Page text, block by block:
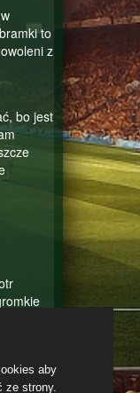
to
z
bo jest
w
coraz
aby
ze strony.